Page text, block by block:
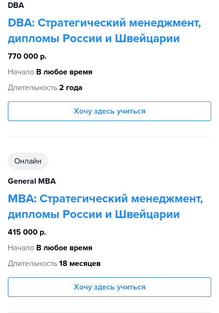
DBA
DBA: Стратегический менеджмент,
дипломы России и Швейцарии
770 000 р.
Начало В любое время
Длительность 2 года
Хочу здесь учиться
Онлайн
General MBA
MBA: Стратегический менеджмент,
дипломы России и Швейцарии
415 000 р.
Начало В любое время
Длительность 18 месяцев
Хочу здесь учиться